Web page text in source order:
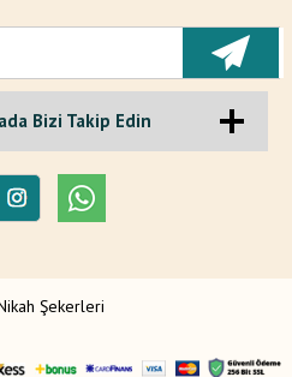
Bizi Takip Edin
Şekerleri